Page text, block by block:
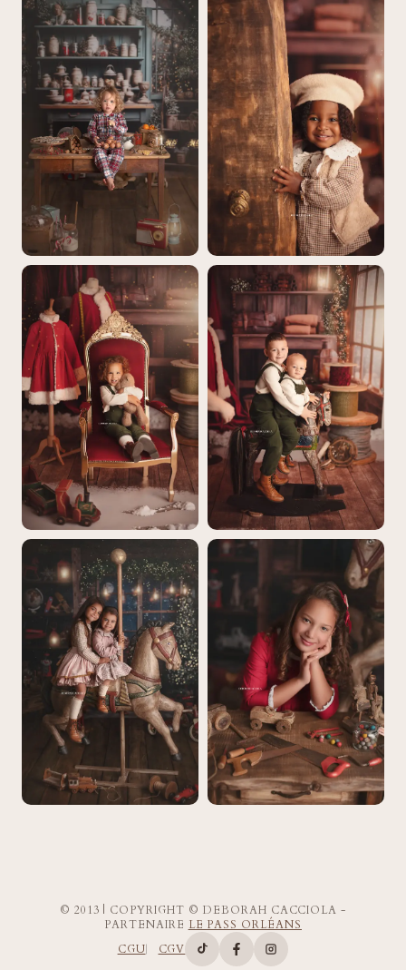
© 2013 | COPYRIGHT © DEBORAH CACCIOLA -
PARTENAIRE LE PASS ORLÉANS
CGU
CGV Compte TikTok de Deborah
Page Facebook de
Compte Instagram